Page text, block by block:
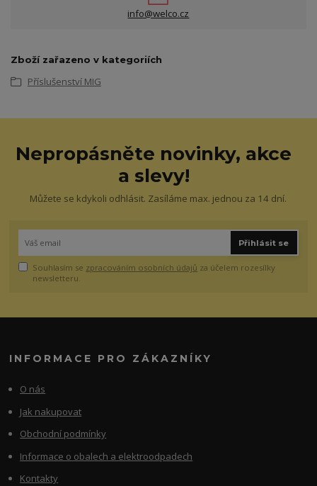
info@welco.cz
Zboží zařazeno v kategoriích
Příslušenství MIG
Nepropásněte novinky, akce
a slevy!
Můžete se kdykoli odhlásit. Zasíláme max. jednou za 14 dní.
Přihlásit se
Souhlasím se zpracováním osobních údajů za účelem rozesílky
newsletteru.
INFORMACE PRO ZÁKAZNÍKY
O nás
Jak nakupovat
Obchodní podmínky
Informace o obalech a elektroodpadech
Kontakty